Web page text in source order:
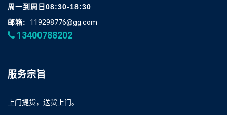
周一到周日08:30-18:30
邮箱:
119298776@gg.com
13400788202
服务宗旨
上门提货，送货上门。